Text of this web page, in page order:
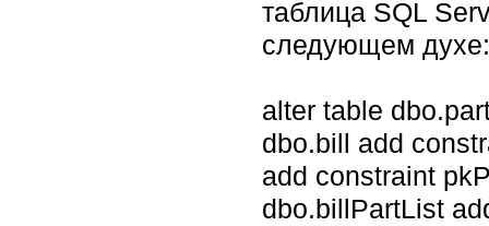
таблица SQL
следующем духе:
alter table
dbo.bill add
add constraint
dbo.billPartList